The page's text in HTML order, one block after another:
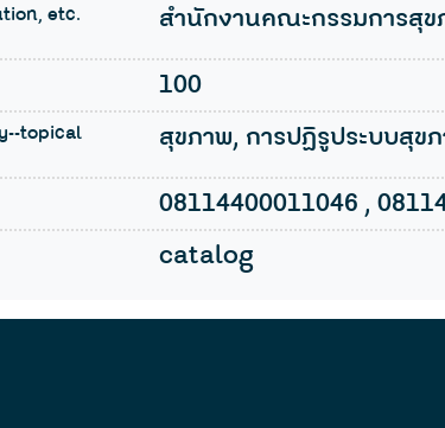
etc.
สำนักงานคณะกรรมการสุข
100
topical
สุขภาพ, การปฏิรูประบบสุข
08114400011046 ,
catalog